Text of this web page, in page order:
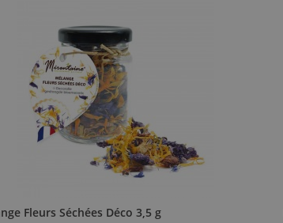
Fleurs Séchées Déco 3,5 g